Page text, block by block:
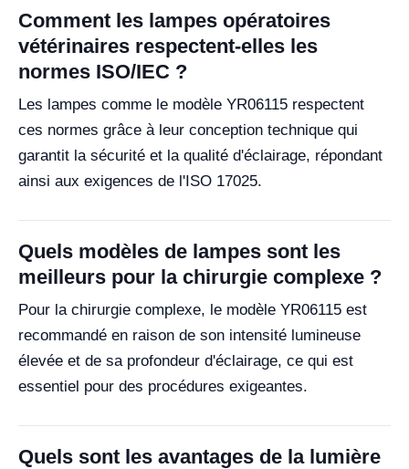
Comment les lampes opératoires
vétérinaires respectent-elles les
normes ISO/IEC ?
Les lampes comme le modèle YR06115 respectent
ces normes grâce à leur conception technique qui
garantit la sécurité et la qualité d'éclairage, répondant
ainsi aux exigences de l'ISO 17025.
Quels modèles de lampes sont les
meilleurs pour la chirurgie complexe ?
Pour la chirurgie complexe, le modèle YR06115 est
recommandé en raison de son intensité lumineuse
élevée et de sa profondeur d'éclairage, ce qui est
essentiel pour des procédures exigeantes.
Quels sont les avantages de la lumière